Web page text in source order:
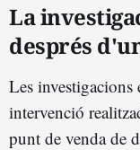
La
després
Les investigacions
intervenció
punt de venda de